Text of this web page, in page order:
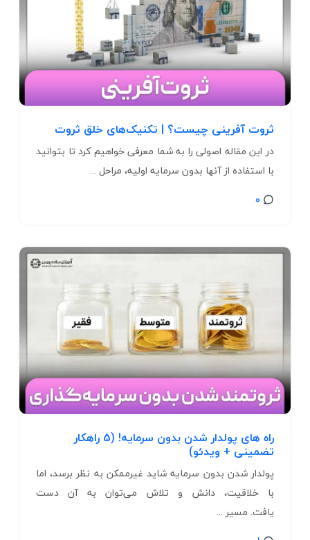
ثروت آفرینی چیست؟ | تکنیک‌های خلق ثروت
در این مقاله اصولی را به شما معرفی خواهیم کرد تا بتوانید
با استفاده از آنها بدون سرمایه اولیه، مراحل ...
0
راه های پولدار شدن بدون سرمایه! (5 راهکار
تضمینی + ویدئو)
پولدار شدن بدون سرمایه شاید غیرممکن به نظر برسد، اما
با خلاقیت، دانش و تلاش می‌توان به آن دست
یافت. مسیر ...